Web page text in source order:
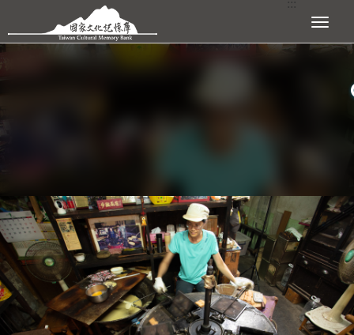
跳到主要內容區塊 展開選單
:::